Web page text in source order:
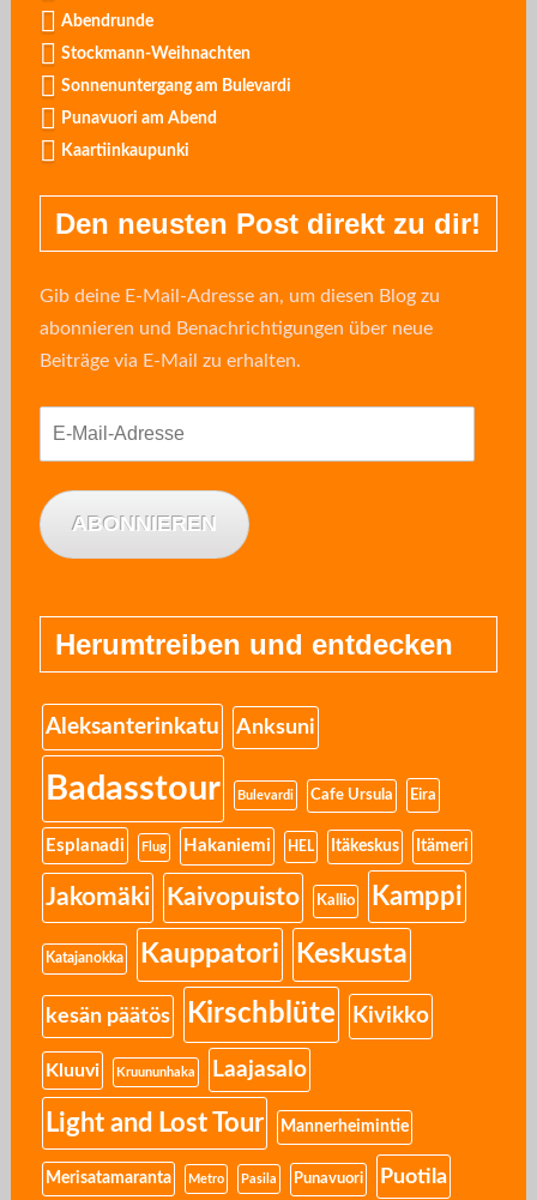
Abendrunde
Stockmann-Weihnachten
Sonnenuntergang am Bulevardi
Punavuori am Abend
Kaartiinkaupunki
Den neusten Post direkt zu dir!
Gib deine E-Mail-Adresse an, um diesen Blog zu
abonnieren und Benachrichtigungen über neue
Beiträge via E-Mail zu erhalten.
E-
Adresse
ABONNIEREN
Herumtreiben und entdecken
Aleksanterinkatu Anksuni
Badasstour Bulevardi Cafe Ursula Eira
Esplanadi Flug Hakaniemi HEL Itäkeskus Itämeri
Jakomäki Kaivopuisto Kallio Kamppi
Katajanokka Kauppatori Keskusta
kesän päätös Kirschblüte Kivikko
Kluuvi Kruununhaka Laajasalo
Light and Lost Tour Mannerheimintie
Merisatamaranta Metro Pasila Punavuori Puotila